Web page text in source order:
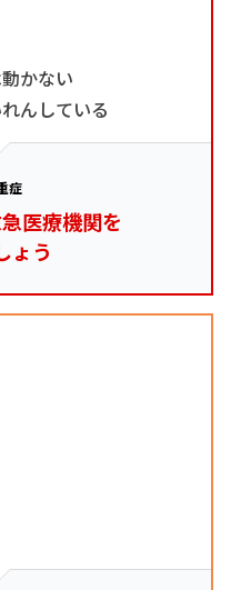
かない
んしている
症
医療機関を
ょう